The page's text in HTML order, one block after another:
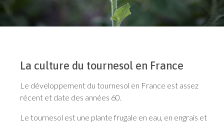
La culture du tournesol en France
Le développement du tournesol en France est assez
récent et date des années 60.
Le tournesol est une plante frugale en eau, en engrais et